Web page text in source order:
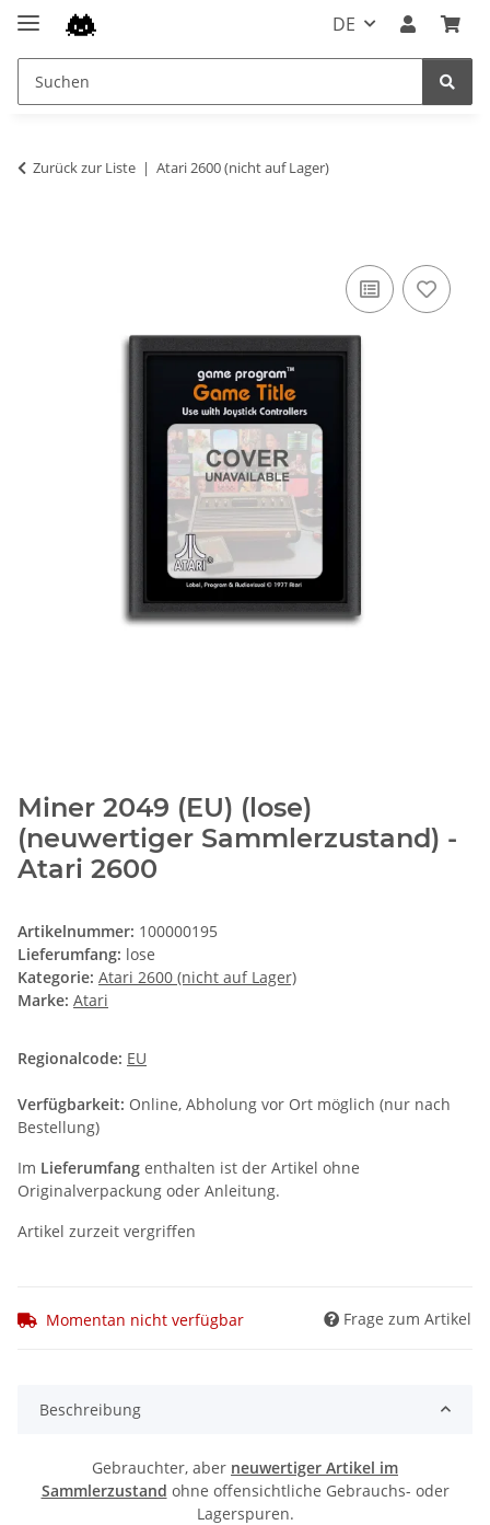
DE
Zurück zur Liste Atari 2600 (nicht auf Lager)
Miner 2049 (EU) (lose)
(neuwertiger Sammlerzustand) -
Atari 2600
Artikelnummer: 100000195
Lieferumfang: lose
Kategorie: Atari 2600 (nicht auf Lager)
Marke: Atari
Regionalcode: EU
Verfügbarkeit: Online, Abholung vor Ort möglich (nur nach
Bestellung)
Im Lieferumfang enthalten ist der Artikel ohne
Originalverpackung oder Anleitung.
Artikel zurzeit vergriffen
Momentan nicht verfügbar Frage zum Artikel
Beschreibung
Gebrauchter, aber neuwertiger Artikel im
Sammlerzustand ohne offensichtliche Gebrauchs- oder
Lagerspuren.